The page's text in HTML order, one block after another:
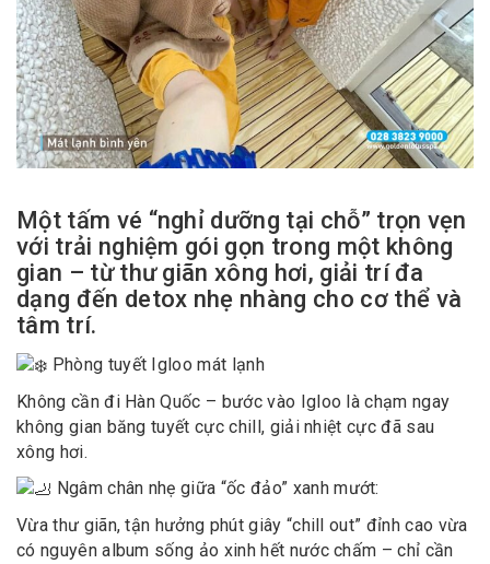
Một tấm vé “nghỉ dưỡng tại chỗ” trọn vẹn
với trải nghiệm gói gọn trong một không
gian – từ thư giãn xông hơi, giải trí đa
dạng đến detox nhẹ nhàng cho cơ thể và
tâm trí.
Phòng tuyết Igloo mát lạnh
Không cần đi Hàn Quốc – bước vào Igloo là chạm ngay
không gian băng tuyết cực chill, giải nhiệt cực đã sau
xông hơi.
Ngâm chân nhẹ giữa “ốc đảo” xanh mướt:
Vừa thư giãn, tận hưởng phút giây “chill out” đỉnh cao vừa
có nguyên album sống ảo xinh hết nước chấm – chỉ cần